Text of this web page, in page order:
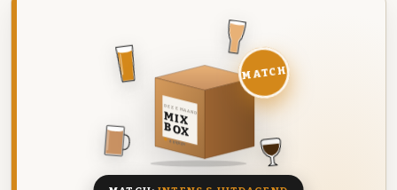
DEZE MAAND
MIX
BOX
8 BIEREN
MATCH